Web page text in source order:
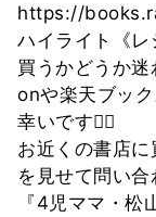
https://
ハイライト《レ
買うかどうか
onや楽天ブッ
幸いです🙇‍♀️
お近くの書店
を見せて問い合
『4児ママ・